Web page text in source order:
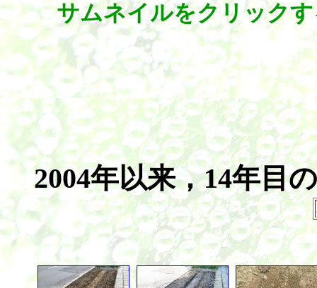
サムネイルをクリック
2004年以来，14年目